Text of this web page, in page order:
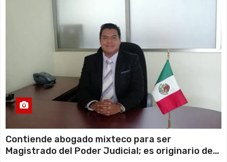
Contiende abogado mixteco para ser
Magistrado del Poder Judicial; es originario de